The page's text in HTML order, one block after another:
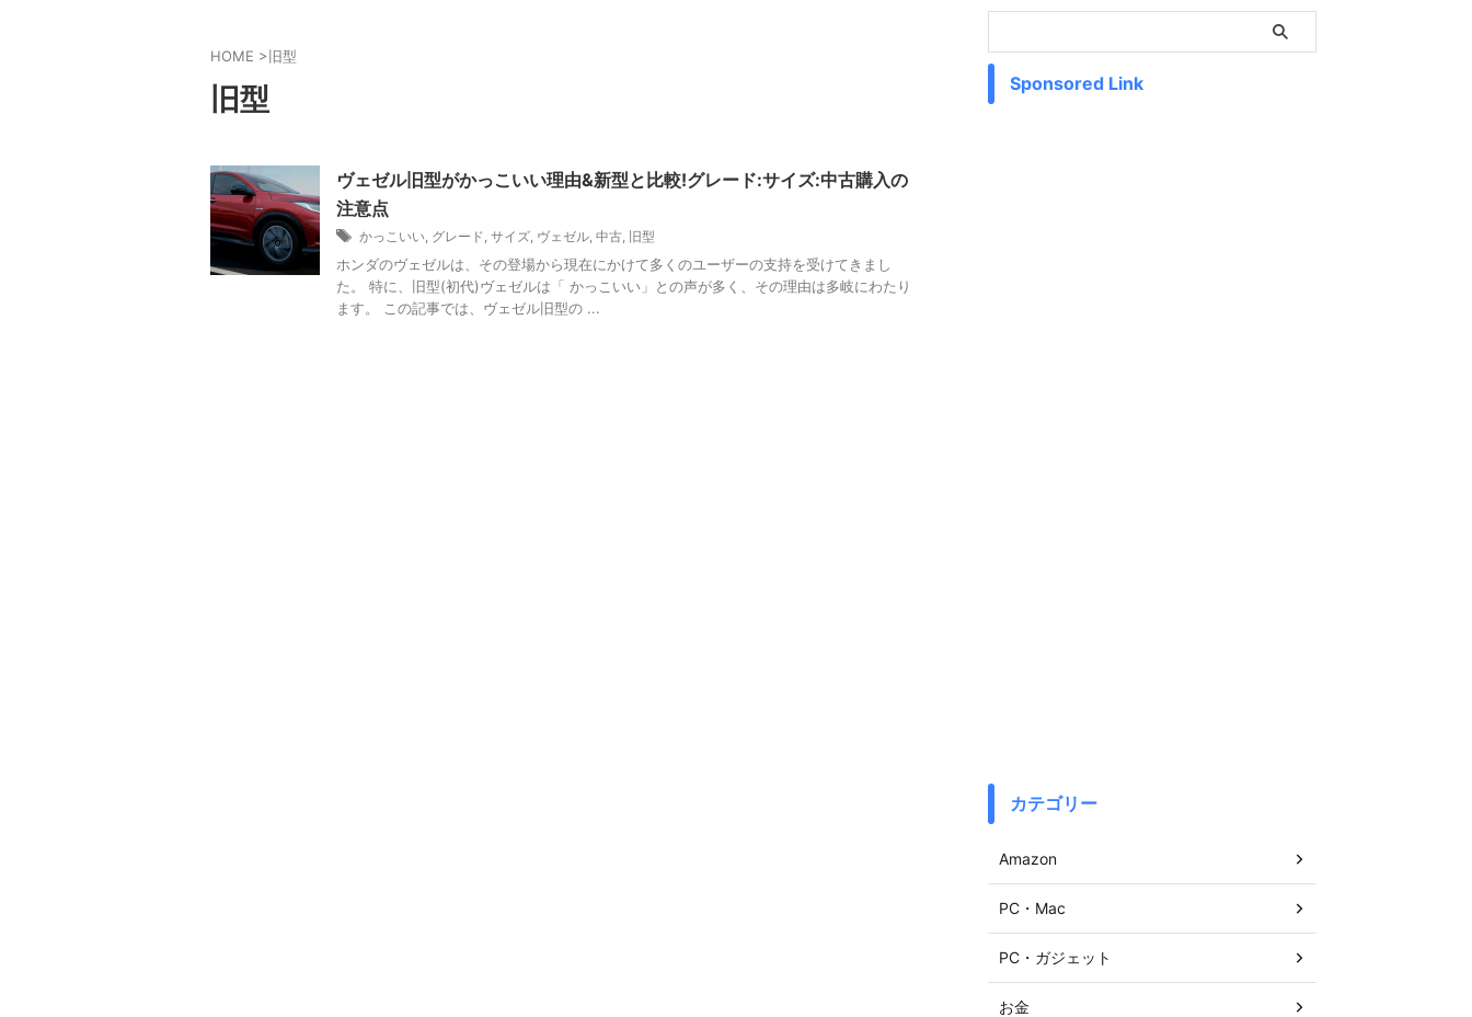
HOME >旧型
旧型
ヴェゼル旧型がかっこいい理由&新型と比較!グレード:サイズ:中古購入の
注意点
かっこいい, グレード, サイズ, ヴェゼル, 中古, 旧型
ホンダのヴェゼルは、その登場から現在にかけて多くのユーザーの支持を受けてきまし
た。 特に、旧型(初代)ヴェゼルは「 かっこいい」との声が多く、その理由は多岐にわたり
ます。 この記事では、ヴェゼル旧型の ...
Sponsored Link
カテゴリー
Amazon
PC・Mac
PC・ガジェット
お金